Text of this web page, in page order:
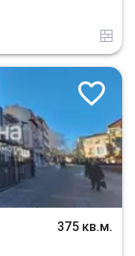
tuhla
375 кв.м.